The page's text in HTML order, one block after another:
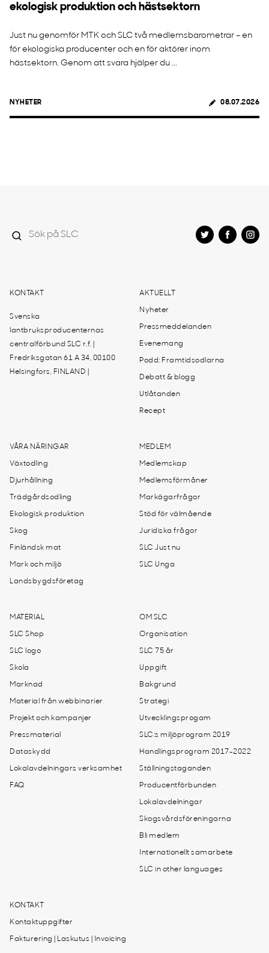
ekologisk produktion och hästsektorn
Just nu genomför MTK och SLC två medlemsbarometrar – en
för ekologiska producenter och en för aktörer inom
hästsektorn. Genom att svara hjälper du ...
NYHETER 08.07.2026
KONTAKT
Svenska
lantbruksproducenternas
centralförbund SLC r.f. |
Fredriksgatan 61 A 34, 00100
Helsingfors, FINLAND |
AKTUELLT
Nyheter
Pressmeddelanden
Evenemang
Podd: Framtidsodlarna
Debatt & blogg
Utlåtanden
Recept
VÅRA NÄRINGAR
Växtodling
Djurhållning
Trädgårdsodling
Ekologisk produktion
Skog
Finländsk mat
Mark och miljö
Landsbygdsföretag
MEDLEM
Medlemskap
Medlemsförmåner
Markägarfrågor
Stöd för välmående
Juridiska frågor
SLC Just nu
SLC Unga
MATERIAL
SLC Shop
SLC logo
Skola
Marknad
Material från webbinarier
Projekt och kampanjer
Pressmaterial
Dataskydd
Lokalavdelningars verksamhet
FAQ
OM SLC
Organisation
SLC 75 år
Uppgift
Bakgrund
Strategi
Utvecklingsprogam
SLC:s miljöprogram 2019
Handlingsprogram 2017-2022
Ställningstaganden
Producentförbunden
Lokalavdelningar
Skogsvårdsföreningarna
Bli medlem
Internationellt samarbete
SLC in other languages
KONTAKT
Kontaktuppgifter
Fakturering | Laskutus | Invoicing